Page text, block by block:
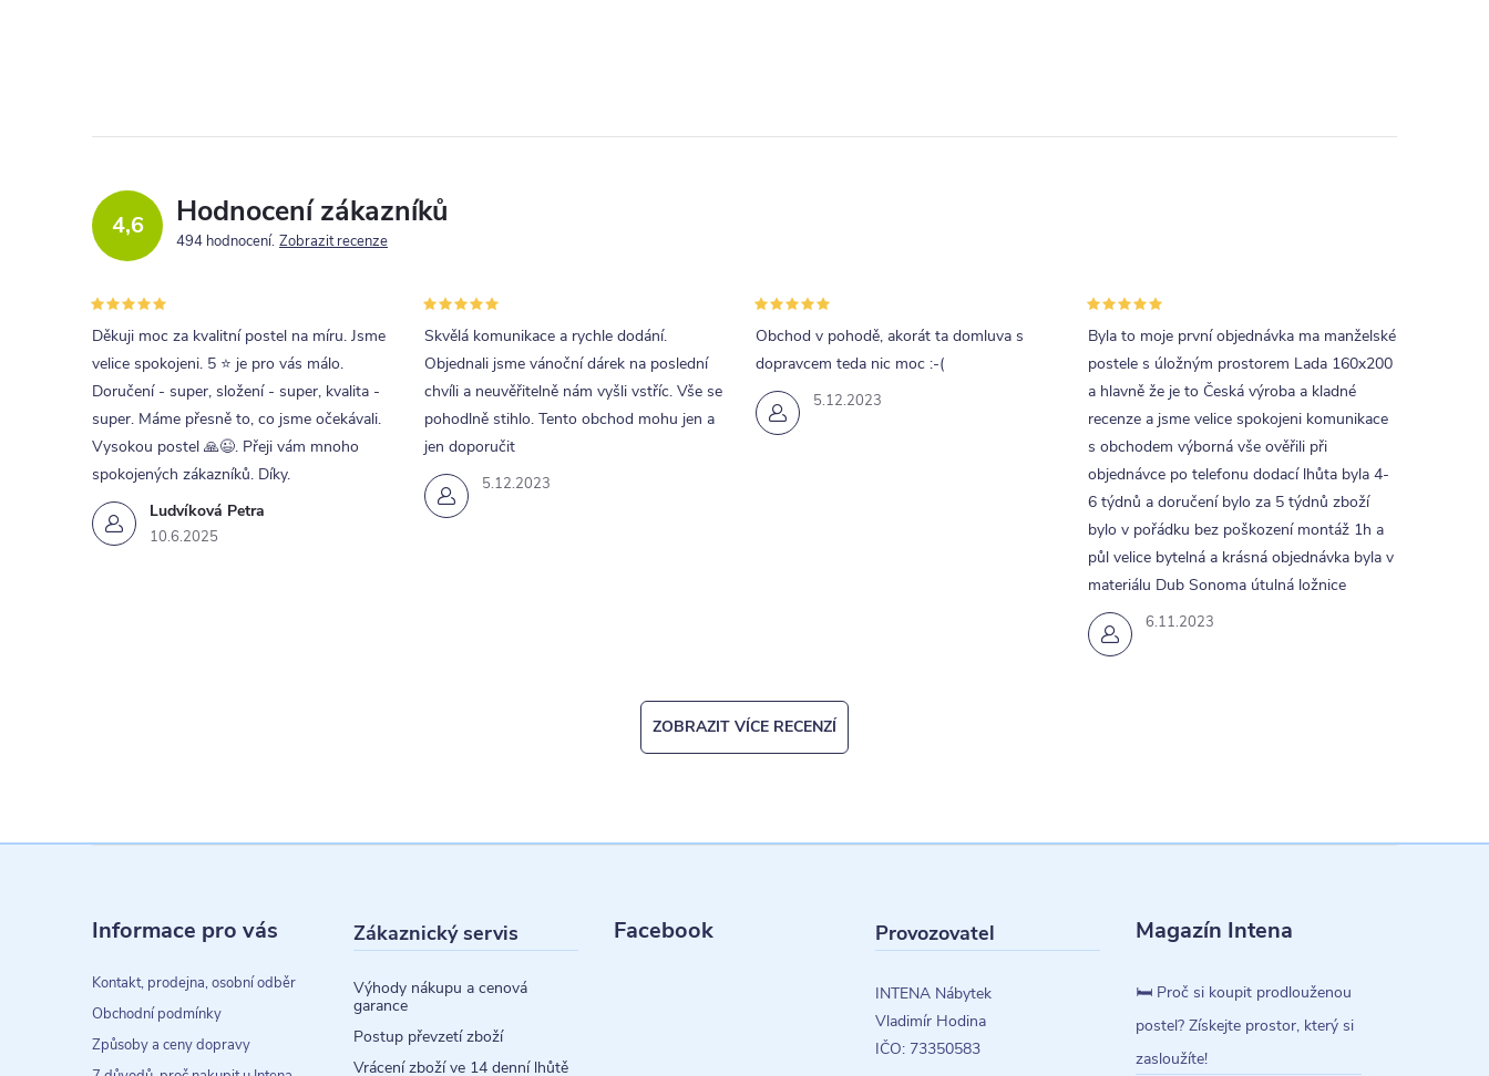
4,6 Hodnocení zákazníků
494 hodnocení Zobrazit recenze
Ludvíková Petra
10.6.2025
Děkuji moc za kvalitní postel na míru. Jsme
velice spokojeni. 5 ⭐ je pro vás málo.
Doručení - super, složení - super, kvalita -
super. Máme přesně to, co jsme očekávali.
Vysokou postel 🙏😉. Přeji vám mnoho
spokojených zákazníků. Díky.
5.12.2023
Skvělá komunikace a rychle dodání.
Objednali jsme vánoční dárek na poslední
chvíli a neuvěřitelně nám vyšli vstříc. Vše se
pohodlně stihlo. Tento obchod mohu jen a
jen doporučit
5.12.2023
Obchod v pohodě, akorát ta domluva s
dopravcem teda nic moc :-(
6.11.2023
Byla to moje první objednávka ma manželské
postele s úložným prostorem Lada 160x200
a hlavně že je to Česká výroba a kladné
recenze a jsme velice spokojeni komunikace
s obchodem výborná vše ověřili při
objednávce po telefonu dodací lhůta byla 4-
6 týdnů a doručení bylo za 5 týdnů zboží
bylo v pořádku bez poškození montáž 1h a
půl velice bytelná a krásná objednávka byla v
materiálu Dub Sonoma útulná ložnice
ZOBRAZIT VÍCE RECENZÍ
Informace pro vás
Kontakt, prodejna, osobní odběr
Obchodní podmínky
Způsoby a ceny dopravy
Zákaznický servis
Výhody nákupu a cenová
garance
Postup převzetí zboží
Vrácení zboží ve 14 denní lhůtě
Facebook Provozovatel
INTENA Nábytek
Vladimír Hodina
IČO: 73350583
Magazín Intena
🛏️ Proč si koupit prodlouženou
postel? Získejte prostor, který si
zasloužíte!